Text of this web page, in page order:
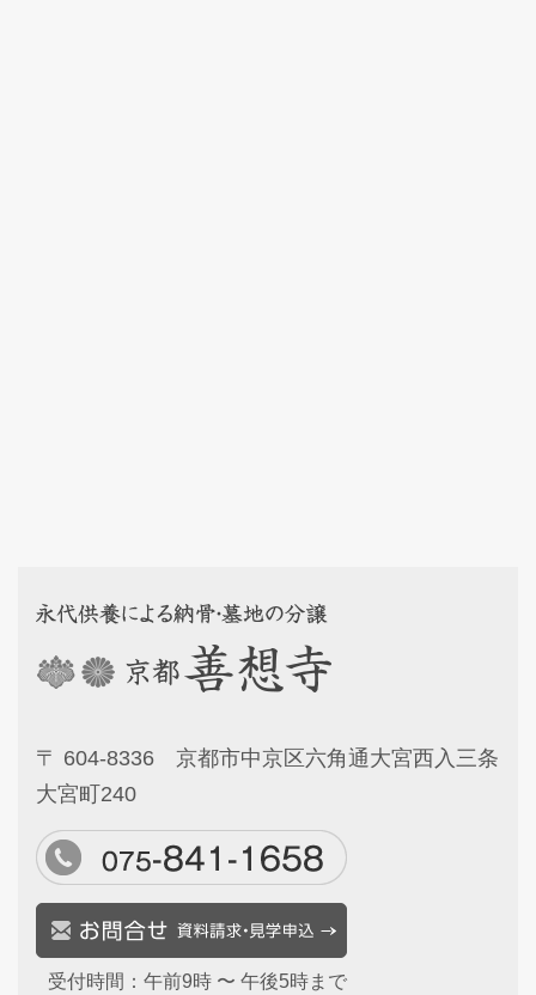
〒 604-8336 京都市中京区六角通大宮西入三条
大宮町240
受付時間：午前9時 〜 午後5時まで